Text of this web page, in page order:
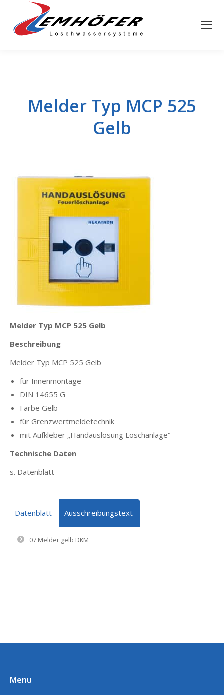
Melder Typ MCP 525
Gelb
Melder Typ MCP 525 Gelb
Beschreibung
Melder Typ MCP 525 Gelb
für Innenmontage
DIN 14655 G
Farbe Gelb
für Grenzwertmeldetechnik
mit Aufkleber „Handauslösung Löschanlage“
Technische Daten
s. Datenblatt
Datenblatt Ausschreibungstext
07 Melder gelb DKM
Menu